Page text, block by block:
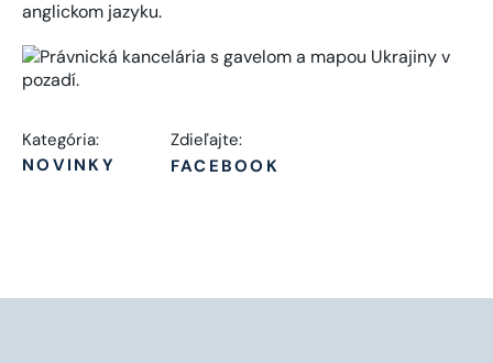
anglickom jazyku.
Kategória:
NOVINKY
Zdieľajte:
FACEBOOK